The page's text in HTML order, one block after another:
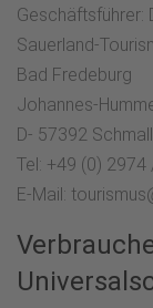
Geschäftsführer:
Sauerland-
Bad Fredeburg
Johannes-
D- 57392
Tel: +49 (0)
E-Mail: